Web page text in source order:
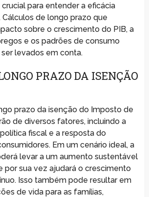
para entender a eficácia
Cálculos de longo prazo que
sobre o crescimento do PIB, a
e os padrões de consumo
levados em conta.
PRAZO DA ISENÇÃO
prazo da isenção do Imposto de
de diversos fatores, incluindo a
fiscal e a resposta do
Em um cenário ideal, a
levar a um aumento sustentável
por sua vez ajudará o crescimento
Isso também pode resultar em
de vida para as famílias,